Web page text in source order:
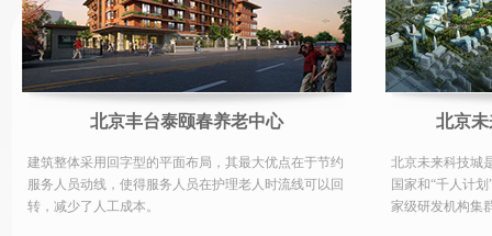
北京丰台泰颐春养老中心
建筑整体采用回字型的平面布局，其最大优点在于节约
服务人员动线，使得服务人员在护理老人时流线可以回
转，减少了人工成本。
北京
北京未来科技城
国家和“千人计
家级研发机构集